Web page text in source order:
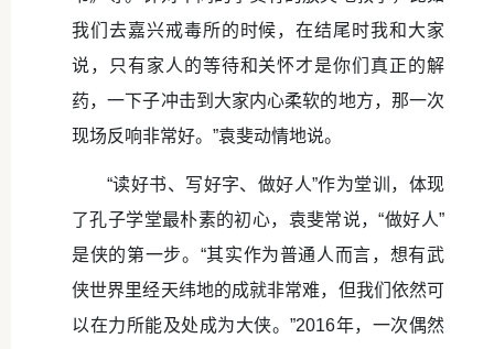
我们去嘉兴戒毒所的时候，在结尾时我和大家
说，只有家人的等待和关怀才是你们真正的解
药，一下子冲击到大家内心柔软的地方，那一次
现场反响非常好。”袁斐动情地说。
“读好书、写好字、做好人”作为堂训，体现
了孔子学堂最朴素的初心，袁斐常说，“做好人”
是侠的第一步。“其实作为普通人而言，想有武
侠世界里经天纬地的成就非常难，但我们依然可
以在力所能及处成为大侠。”2016年，一次偶然